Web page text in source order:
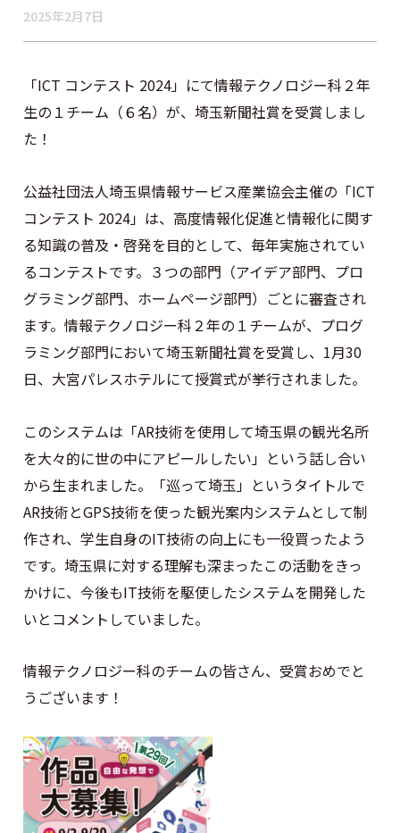
2025年2月7日
「ICT コンテスト 2024」にて情報テクノロジー科２年
生の１チーム（６名）が、埼玉新聞社賞を受賞しまし
た！
公益社団法人埼玉県情報サービス産業協会主催の「ICT
コンテスト 2024」は、高度情報化促進と情報化に関す
る知識の普及・啓発を目的として、毎年実施されてい
るコンテストです。３つの部門（アイデア部門、プロ
グラミング部門、ホームページ部門）ごとに審査され
ます。情報テクノロジー科２年の１チームが、プログ
ラミング部門において埼玉新聞社賞を受賞し、1月30
日、大宮パレスホテルにて授賞式が挙行されました。
このシステムは「AR技術を使用して埼玉県の観光名所
を大々的に世の中にアピールしたい」という話し合い
から生まれました。「巡って埼玉」というタイトルで
AR技術とGPS技術を使った観光案内システムとして制
作され、学生自身のIT技術の向上にも一役買ったよう
です。埼玉県に対する理解も深まったこの活動をきっ
かけに、今後もIT技術を駆使したシステムを開発した
いとコメントしていました。
情報テクノロジー科のチームの皆さん、受賞おめでと
うございます！